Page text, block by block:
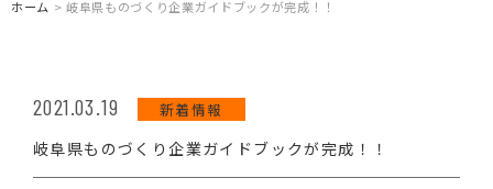
ホーム > 岐阜県ものづくり企業ガイドブックが完成！！
2021.03.19 新着情報
岐阜県ものづくり企業ガイドブックが完成！！